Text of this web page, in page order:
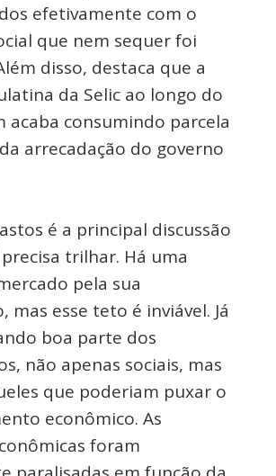
efetivamente com o
que nem sequer foi
disso, destaca que a
da Selic ao longo do
acaba consumindo parcela
arrecadação do governo
é a principal discussão
trilhar. Há uma
pela sua
mas esse teto é inviável. Já
boa parte dos
não apenas sociais, mas
que poderiam puxar o
econômico. As
foram